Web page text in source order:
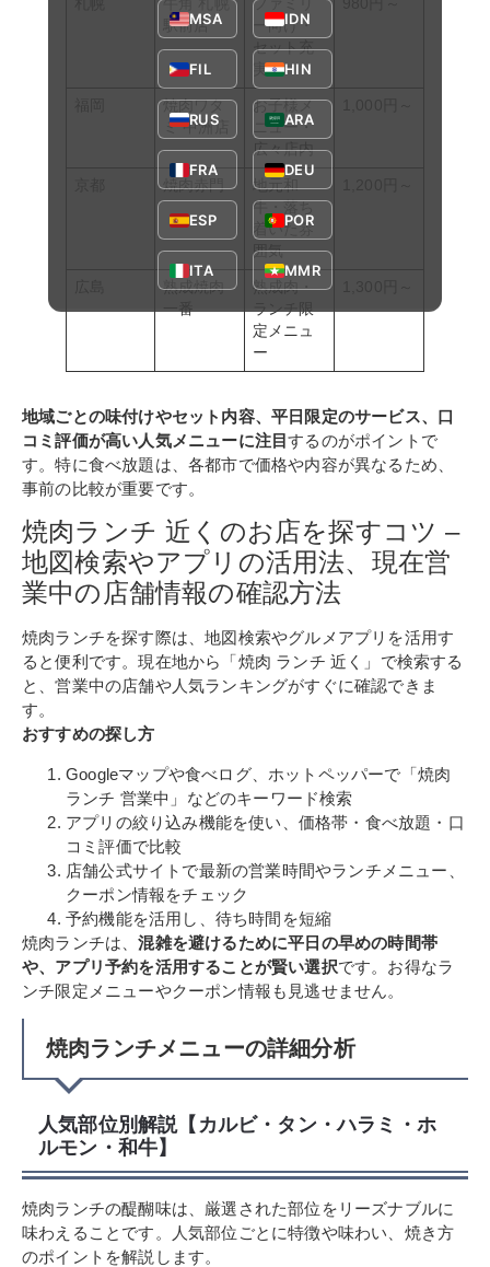
駅前店
ファミリ
ー向け・
セット充
実
焼肉ワタ
ミ 中洲店
お子様メ
ニュー・
広々店内
焼肉赤門
地元和
牛・落ち
着いた雰
囲気
熟成焼肉
一番
熟成肉・
ランチ限
定メニュ
ー
地域ごとの味付けやセット内容、平日限定のサービス、口
コミ評価が高い人気メニューに注目するのがポイントで
す。特に食べ放題は、各都市で価格や内容が異なるため、
事前の比較が重要です。
焼肉ランチ 近くのお店を探すコツ –
地図検索やアプリの活用法、現在営
業中の店舗情報の確認方法
焼肉ランチを探す際は、地図検索やグルメアプリを活用す
ると便利です。現在地から「焼肉 ランチ 近く」で検索する
と、営業中の店舗や人気ランキングがすぐに確認できま
す。
おすすめの探し方
Googleマップや食べログ、ホットペッパーで「焼肉
ランチ 営業中」などのキーワード検索
アプリの絞り込み機能を使い、価格帯・食べ放題・口
コミ評価で比較
店舗公式サイトで最新の営業時間やランチメニュー、
クーポン情報をチェック
予約機能を活用し、待ち時間を短縮
焼肉ランチは、混雑を避けるために平日の早めの時間帯
や、アプリ予約を活用することが賢い選択です。お得なラ
ンチ限定メニューやクーポン情報も見逃せません。
焼肉ランチメニューの詳細分析
人気部位別解説【カルビ・タン・ハラミ・ホ
ルモン・和牛】
焼肉ランチの醍醐味は、厳選された部位をリーズナブルに
味わえることです。人気部位ごとに特徴や味わい、焼き方
のポイントを解説します。
MSA IDN
FIL HIN
RUS ARA
FRA DEU
ESP POR
ITA MMR